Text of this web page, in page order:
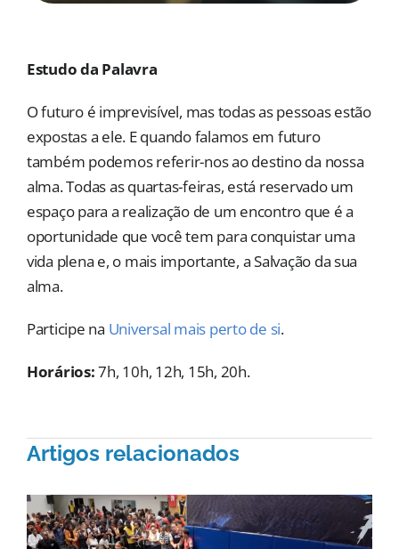
Estudo da Palavra
O futuro é imprevisível, mas todas as pessoas estão
expostas a ele. E quando falamos em futuro
também podemos referir-nos ao destino da nossa
alma. Todas as quartas-feiras, está reservado um
espaço para a realização de um encontro que é a
oportunidade que você tem para conquistar uma
vida plena e, o mais importante, a Salvação da sua
alma.
Participe na Universal mais perto de si.
Horários:7h, 10h, 12h, 15h, 20h.
Artigos relacionados